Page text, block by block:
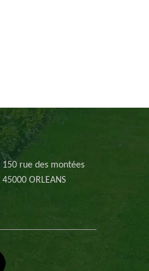
150 rue des montées
45000 ORLEANS